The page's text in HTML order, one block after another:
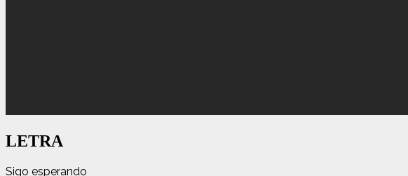
LETRA
Sigo esperando